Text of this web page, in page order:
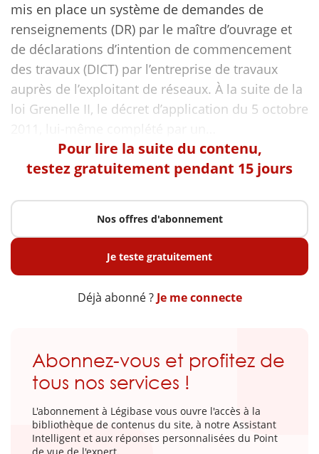
mis en place un système de demandes de
renseignements (DR) par le maître d’ouvrage et
de déclarations d’intention de commencement
des travaux (DICT) par l’entreprise de travaux
auprès de l’exploitant de réseaux. À la suite de la
loi Grenelle II, le décret d’application du 5 octobre
Pour lire la suite du contenu,
testez gratuitement pendant 15 jours
Nos offres d'abonnement
Je teste gratuitement
Déjà abonné ? Je me connecte
Abonnez-vous et profitez de
tous nos services !
L'abonnement à Légibase vous ouvre l'accès à la
bibliothèque de contenus du site, à notre Assistant
Intelligent et aux réponses personnalisées du Point